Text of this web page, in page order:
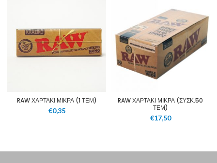
RAW ΧΑΡΤΑΚΙ ΜΙΚΡΑ (1 ΤΕΜ)
€0,35
RAW ΧΑΡΤΑΚΙ ΜΙΚΡΑ (ΣΥΣΚ.50
ΤΕΜ)
€17,50